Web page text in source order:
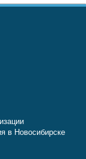
в Новосибирске